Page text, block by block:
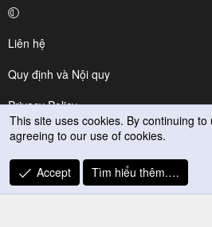
Liên hệ
Quy định và Nội quy
Privacy Policy
Trợ giúp
R
S
This site uses cookies. By continuing
agreeing to our use of cookies.
Accept Tìm hiểu thêm.…